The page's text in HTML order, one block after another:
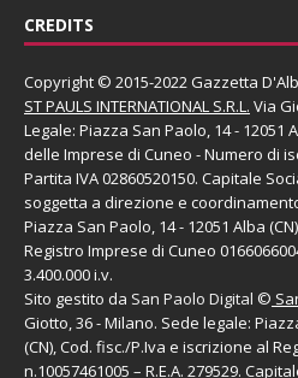
CREDITS
Copyright © 2015-2022 Gazzetta
ST PAULS INTERNATIONAL S.R.L. Via
Legale: Piazza San Paolo, 14 - 12051
delle Imprese di Cuneo - Numero di
Partita IVA 02860520150. Capitale
soggetta a direzione e
Piazza San Paolo, 14 - 12051 Alba
Registro Imprese di Cuneo
3.400.000 i.v.
Sito gestito da San Paolo Digital ©
Giotto, 36 - Milano. Sede legale:
(CN), Cod. fisc./P.Iva e iscrizione al
n.10057461005 – R.E.A. 279529.